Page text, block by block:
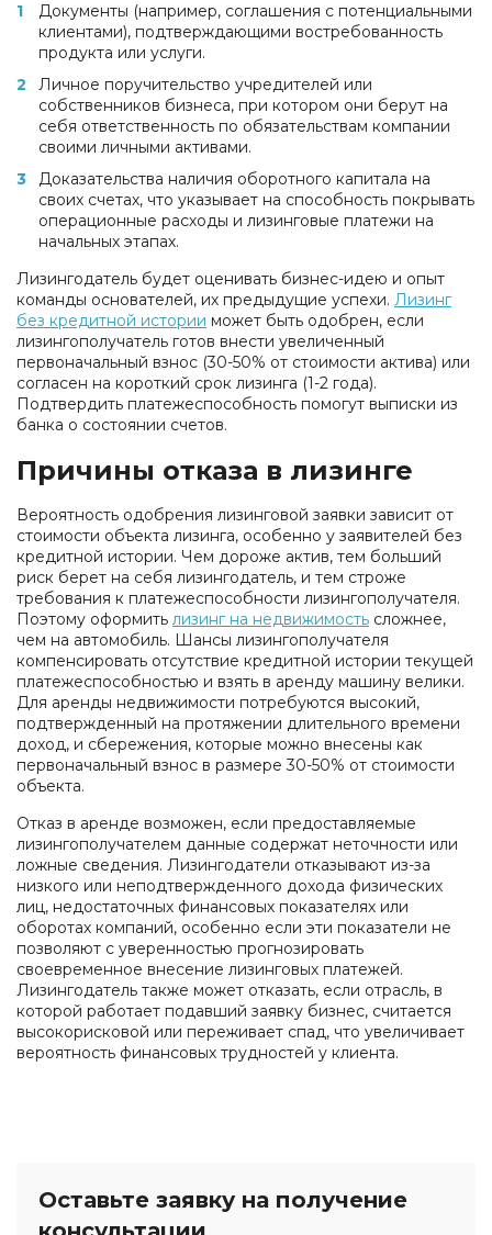
Документы (например, соглашения с потенциальными
клиентами), подтверждающими востребованность
продукта или услуги.
Личное поручительство учредителей или
собственников бизнеса, при котором они берут на
себя ответственность по обязательствам компании
своими личными активами.
Доказательства наличия оборотного капитала на
своих счетах, что указывает на способность покрывать
операционные расходы и лизинговые платежи на
начальных этапах.
Лизингодатель будет оценивать бизнес-идею и опыт
команды основателей, их предыдущие успехи. Лизинг
без кредитной истории может быть одобрен, если
лизингополучатель готов внести увеличенный
первоначальный взнос (30-50% от стоимости актива) или
согласен на короткий срок лизинга (1-2 года).
Подтвердить платежеспособность помогут выписки из
банка о состоянии счетов.
Причины отказа в лизинге
Вероятность одобрения лизинговой заявки зависит от
стоимости объекта лизинга, особенно у заявителей без
кредитной истории. Чем дороже актив, тем больший
риск берет на себя лизингодатель, и тем строже
требования к платежеспособности лизингополучателя.
Поэтому оформить лизинг на недвижимость сложнее,
чем на автомобиль. Шансы лизингополучателя
компенсировать отсутствие кредитной истории текущей
платежеспособностью и взять в аренду машину велики.
Для аренды недвижимости потребуются высокий,
подтвержденный на протяжении длительного времени
доход, и сбережения, которые можно внесены как
первоначальный взнос в размере 30-50% от стоимости
объекта.
Отказ в аренде возможен, если предоставляемые
лизингополучателем данные содержат неточности или
ложные сведения. Лизингодатели отказывают из-за
низкого или неподтвержденного дохода физических
лиц, недостаточных финансовых показателях или
оборотах компаний, особенно если эти показатели не
позволяют с уверенностью прогнозировать
своевременное внесение лизинговых платежей.
Лизингодатель также может отказать, если отрасль, в
которой работает подавший заявку бизнес, считается
высокорисковой или переживает спад, что увеличивает
вероятность финансовых трудностей у клиента.
Оставьте заявку на получение